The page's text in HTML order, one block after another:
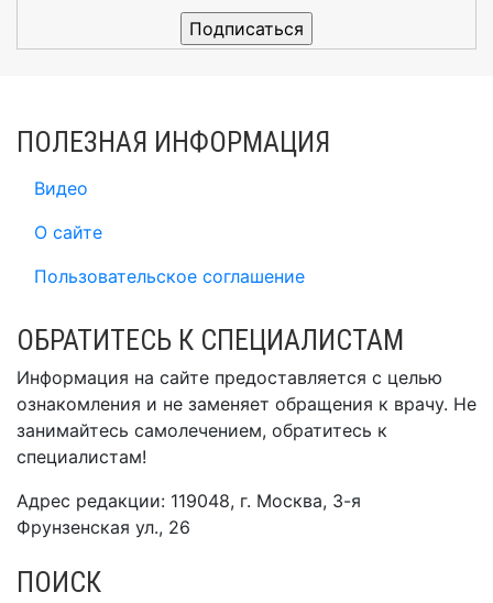
ПОЛЕЗНАЯ ИНФОРМАЦИЯ
Видео
О сайте
Пользовательское соглашение
ОБРАТИТЕСЬ К СПЕЦИАЛИСТАМ
Информация на сайте предоставляется с целью
ознакомления и не заменяет обращения к врачу. Не
занимайтесь самолечением, обратитесь к
специалистам!
Адрес редакции: 119048, г. Москва, 3-я
Фрунзенская ул., 26
ПОИСК